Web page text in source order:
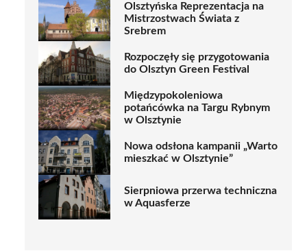
Olsztyńska Reprezentacja na
Mistrzostwach Świata z
Srebrem
Rozpoczęły się przygotowania
do Olsztyn Green Festival
Międzypokoleniowa
potańcówka na Targu Rybnym
w Olsztynie
Nowa odsłona kampanii „Warto
mieszkać w Olsztynie”
Sierpniowa przerwa techniczna
w Aquasferze